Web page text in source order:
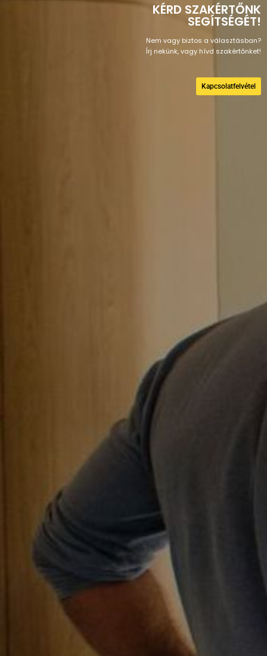
KÉRD SZAKÉRTŐNK
SEGÍTSÉGÉT!
Nem vagy biztos a választásban?
Írj nekünk, vagy hívd szakértőnket!
Kapcsolatfelvétel